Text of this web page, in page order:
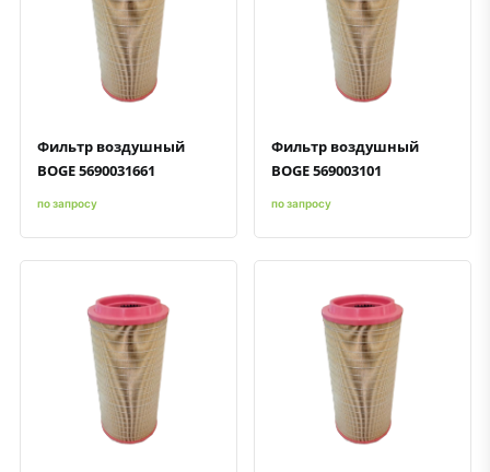
Быстрый просмотрДобавить к сравнению
Фильтр воздушный
BOGE 5690031661
по запросу
Быстрый просмотрДобавить к сравнению
Фильтр воздушный
BOGE 569003101
по запросу
Быстрый просмотрДобавить к сравнению Быстрый просмотрДобавить к сравнению